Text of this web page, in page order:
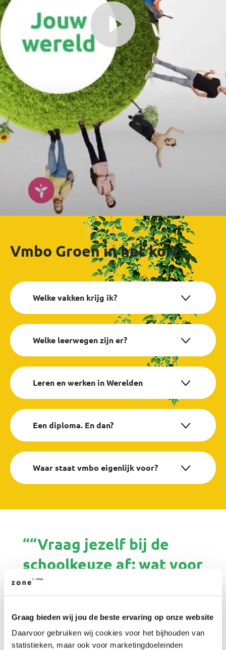
Graag bieden wij jou de beste ervaring op onze website
Daarvoor gebruiken wij cookies voor het bijhouden van
statistieken, maar ook voor marketingdoeleinden
Vmbo Groen in het kort
Welke vakken krijg ik?
Welke leerwegen zijn er?
Leren en werken in Werelden
Een diploma. En dan?
Waar staat vmbo eigenlijk voor?
““Vraag jezelf bij de
schoolkeuze af: wat voor
kind heb ik?””
Schoolkeuze: ouders over de overstap van de
basisschool naar het voortgezet onderwijs. Julian
en zijn jongere zus Amelie gaan beiden naar Het